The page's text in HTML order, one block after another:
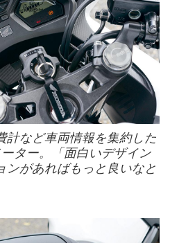
計など車両情報を集約した
ター。「面白いデザイン
ンがあればもっと良いなと